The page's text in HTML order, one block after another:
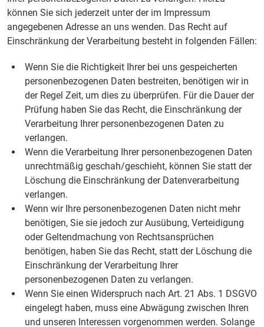
können Sie sich jederzeit unter der im Impressum
angegebenen Adresse an uns wenden. Das Recht auf
Einschränkung der Verarbeitung besteht in folgenden Fällen:
Wenn Sie die Richtigkeit Ihrer bei uns gespeicherten
personenbezogenen Daten bestreiten, benötigen wir in
der Regel Zeit, um dies zu überprüfen. Für die Dauer der
Prüfung haben Sie das Recht, die Einschränkung der
Verarbeitung Ihrer personenbezogenen Daten zu
verlangen.
Wenn die Verarbeitung Ihrer personenbezogenen Daten
unrechtmäßig geschah/geschieht, können Sie statt der
Löschung die Einschränkung der Datenverarbeitung
verlangen.
Wenn wir Ihre personenbezogenen Daten nicht mehr
benötigen, Sie sie jedoch zur Ausübung, Verteidigung
oder Geltendmachung von Rechtsansprüchen
benötigen, haben Sie das Recht, statt der Löschung die
Einschränkung der Verarbeitung Ihrer
personenbezogenen Daten zu verlangen.
Wenn Sie einen Widerspruch nach Art. 21 Abs. 1 DSGVO
eingelegt haben, muss eine Abwägung zwischen Ihren
und unseren Interessen vorgenommen werden. Solange